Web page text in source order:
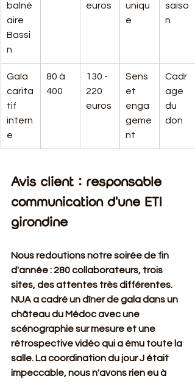
balné
aire
Bassi
n
euros
uniqu
e
saiso
n
Gala
carita
tif
intern
e
80 à
400
130 -
220
euros
Sens
et
enga
geme
nt
Cadr
age
du
don
Avis client : responsable
communication d'une ETI
girondine
Nous redoutions notre soirée de fin
d'année : 280 collaborateurs, trois
sites, des attentes très différentes.
NUA a cadré un dîner de gala dans un
château du Médoc avec une
scénographie sur mesure et une
rétrospective vidéo qui a ému toute la
salle. La coordination du jour J était
impeccable, nous n'avons rien eu à